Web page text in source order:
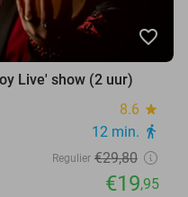
favorite_border
Live' show (2 uur)
8.6 star
12 min. directions_walk
Regulier €29,80
€19,95